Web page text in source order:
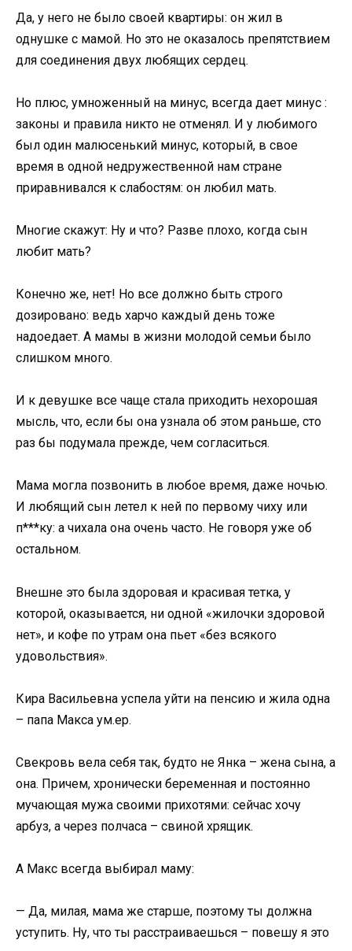
Да, у него не было своей квартиры: он жил в
однушке с мамой. Но это не оказалось препятствием
для соединения двух любящих сердец.
Но плюс, умноженный на минус, всегда дает минус :
законы и правила никто не отменял. И у любимого
был один малюсенький минус, который, в свое
время в одной недружественной нам стране
приравнивался к слабостям: он любил мать.
Многие скажут: Ну и что? Разве плохо, когда сын
любит мать?
Конечно же, нет! Но все должно быть строго
дозировано: ведь харчо каждый день тоже
надоедает. А мамы в жизни молодой семьи было
слишком много.
И к девушке все чаще стала приходить нехорошая
мысль, что, если бы она узнала об этом раньше, сто
раз бы подумала прежде, чем согласиться.
Мама могла позвонить в любое время, даже ночью.
И любящий сын летел к ней по первому чиху или
п***ку: а чихала она очень часто. Не говоря уже об
остальном.
Внешне это была здоровая и красивая тетка, у
которой, оказывается, ни одной «жилочки здоровой
нет», и кофе по утрам она пьет «без всякого
удовольствия».
Кира Васильевна успела уйти на пенсию и жила одна
– папа Макса ум.ер.
Свекровь вела себя так, будто не Янка – жена сына, а
она. Причем, хронически беременная и постоянно
мучающая мужа своими прихотями: сейчас хочу
арбуз, а через полчаса – свиной хрящик.
А Макс всегда выбирал маму:
— Да, милая, мама же старше, поэтому ты должна
уступить. Ну, что ты расстраиваешься – повешу я это